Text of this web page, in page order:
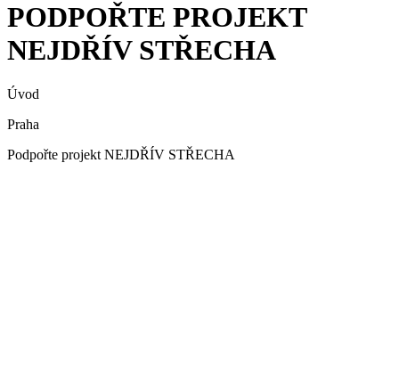
PODPOŘTE PROJEKT
NEJDŘÍV STŘECHA
Úvod
Praha
Podpořte projekt NEJDŘÍV STŘECHA